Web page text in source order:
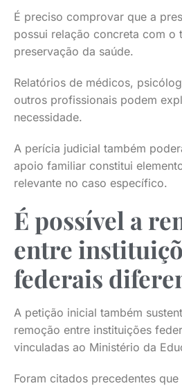
É preciso comprovar que a
possui relação concreta com o
preservação da saúde.
Relatórios de médicos,
outros profissionais podem
necessidade.
A perícia judicial também
apoio familiar constitui
relevante no caso específico.
É possível a
entre
federais
A petição inicial também
remoção entre instituições
vinculadas ao Ministério da
Foram citados precedentes